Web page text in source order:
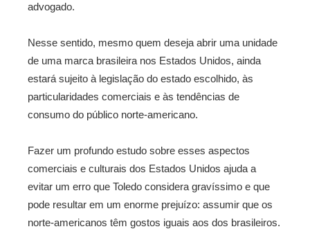
advogado.
Nesse sentido, mesmo quem deseja abrir uma unidade
de uma marca brasileira nos Estados Unidos, ainda
estará sujeito à legislação do estado escolhido, às
particularidades comerciais e às tendências de
consumo do público norte-americano.
Fazer um profundo estudo sobre esses aspectos
comerciais e culturais dos Estados Unidos ajuda a
evitar um erro que Toledo considera gravíssimo e que
pode resultar em um enorme prejuízo: assumir que os
norte-americanos têm gostos iguais aos dos brasileiros.